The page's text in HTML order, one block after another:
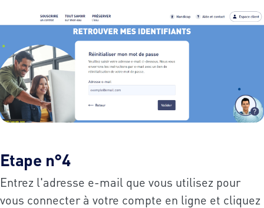
Etape n°4
Entrez l'adresse e-mail que vous utilisez pour
vous connecter à votre compte en ligne et cliquez